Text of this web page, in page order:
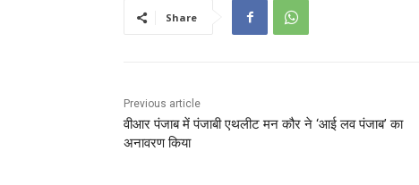
Share
Previous article
वीआर पंजाब में पंजाबी एथलीट मन कौर ने ‘आई लव पंजाब’ का
अनावरण किया